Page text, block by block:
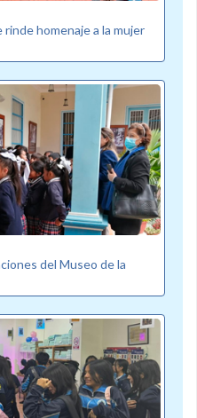
homenaje a la mujer
del Museo de la